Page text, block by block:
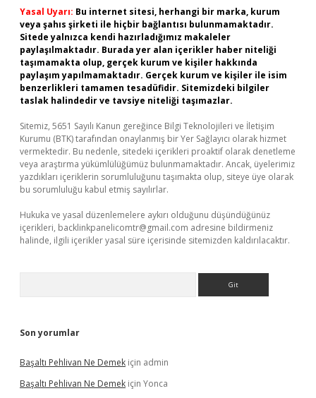
Yasal Uyarı: Bu internet sitesi, herhangi bir marka, kurum
veya şahıs şirketi ile hiçbir bağlantısı bulunmamaktadır.
Sitede yalnızca kendi hazırladığımız makaleler
paylaşılmaktadır. Burada yer alan içerikler haber niteliği
taşımamakta olup, gerçek kurum ve kişiler hakkında
paylaşım yapılmamaktadır. Gerçek kurum ve kişiler ile isim
benzerlikleri tamamen tesadüfidir. Sitemizdeki bilgiler
taslak halindedir ve tavsiye niteliği taşımazlar.
Sitemiz, 5651 Sayılı Kanun gereğince Bilgi Teknolojileri ve İletişim
Kurumu (BTK) tarafından onaylanmış bir Yer Sağlayıcı olarak hizmet
vermektedir. Bu nedenle, sitedeki içerikleri proaktif olarak denetleme
veya araştırma yükümlülüğümüz bulunmamaktadır. Ancak, üyelerimiz
yazdıkları içeriklerin sorumluluğunu taşımakta olup, siteye üye olarak
bu sorumluluğu kabul etmiş sayılırlar.
Hukuka ve yasal düzenlemelere aykırı olduğunu düşündüğünüz
içerikleri, backlinkpanelicomtr@gmail.com adresine bildirmeniz
halinde, ilgili içerikler yasal süre içerisinde sitemizden kaldırılacaktır.
Son yorumlar
Başaltı Pehlivan Ne Demek için admin
Başaltı Pehlivan Ne Demek için Yonca